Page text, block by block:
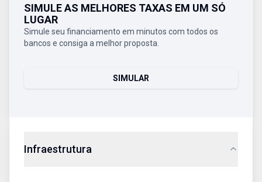
SIMULE AS MELHORES TAXAS EM UM SÓ
LUGAR
Simule seu financiamento em minutos com todos os
bancos e consiga a melhor proposta.
SIMULAR
Infraestrutura